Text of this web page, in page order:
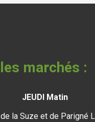
marchés :
JEUDI Matin
la Suze et de Parigné